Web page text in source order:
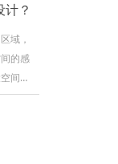
，刷
厚度
这样
重
？
域，
的感
间的
感的